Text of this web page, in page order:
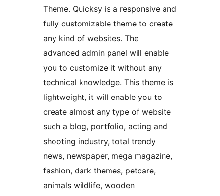
Theme. Quicksy is a responsive and
fully customizable theme to create
any kind of websites. The
advanced admin panel will enable
you to customize it without any
technical knowledge. This theme is
lightweight, it will enable you to
create almost any type of website
such a blog, portfolio, acting and
shooting industry, total trendy
news, newspaper, mega magazine,
fashion, dark themes, petcare,
animals wildlife, wooden